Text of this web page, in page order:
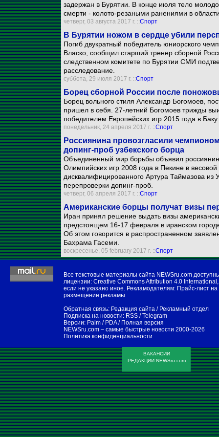
задержан в Бурятии. В конце июля тело
смерти - колото-резаными ранениями в
четверг, 03 августа 2017 г. ::Спорт
В Бурятии ножом в сердце убили
Погиб двукратный победитель юниорского
Власко, сообщил старший тренер сборной
следственном комитете по Бурятии СМИ
расследование.
суббота, 29 июля 2017 г. ::Спорт
Борец сборной России после
Борец вольного стиля Александр Богомоев,
пришел в себя. 27-летний Богомоев трижды
победителем Европейских игр 2015 года в Баку.
понедельник, 24 апреля 2017 г. ::Спорт
Россиянина провозгласили
допинг-проб узбекского борца
Объединенный мир борьбы объявил
Олимпийских игр 2008 года в Пекине в весовой
дисквалифицированного Артура Таймазова из
перепроверки допинг-проб.
четверг, 06 апреля 2017 г. ::Спорт
Американские борцы получат визы
Иран принял решение выдать визы
предстоящем 16-17 февраля в иранском
Об этом говорится в распространенном
Бахрама Гасеми.
воскресенье, 05 february 2017 г. ::Спорт
Все текстовые материалы сайта NEWSru.com
лицензии: Creative Commons Attribution 4.0 International ,
если не указано иное. Рекламодателям: Прайс-лист на
размещение рекламы
Обратная связь: Редакция сайта / Рекламный отдел
Подписка на новости: RSS /Telegram
Версии: Palm / PDA/ Полная версия
NEWSru.com – самые быстрые новости 2000-2026
Политика конфиденциальности
ВАКАНСИИ
РЕДАКЦИИ NEWSru.com